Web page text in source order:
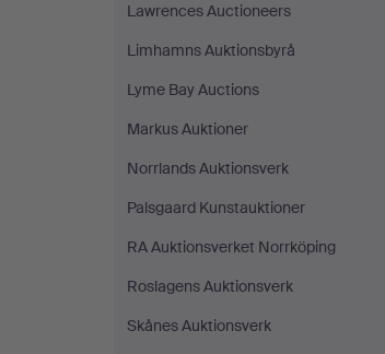
Lawrences Auctioneers
Limhamns Auktionsbyrå
Lyme Bay Auctions
Markus Auktioner
Norrlands Auktionsverk
Palsgaard Kunstauktioner
RA Auktionsverket Norrköping
Roslagens Auktionsverk
Skånes Auktionsverk